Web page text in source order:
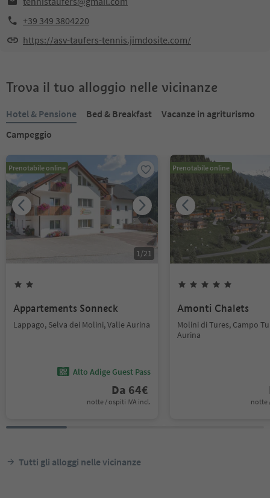
+39 349 3804220
https://asv-taufers-tennis.jimdosite.com/
Trova il tuo alloggio nelle vicinanze
Hotel & Pensione Bed & Breakfast
Vacanze in agriturismo
Campeggio
Prenotabile online
1/21
Appartements Sonneck
Lappago, Selva dei Molini, Valle Aurina
Alto Adige Guest Pass
Da 64€
notte / ospiti IVA incl.
Prenotabile online
Amonti Chalets
Molini di Tures, Campo
Aurina
notte
Tutti gli alloggi nelle vicinanze